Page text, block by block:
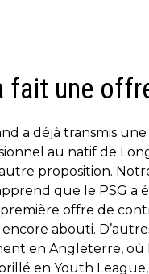
fait une
a déjà transmis
au natif de
autre proposition.
que le PSG a
offre de
encore abouti.
en Angleterre, où
en Youth League,